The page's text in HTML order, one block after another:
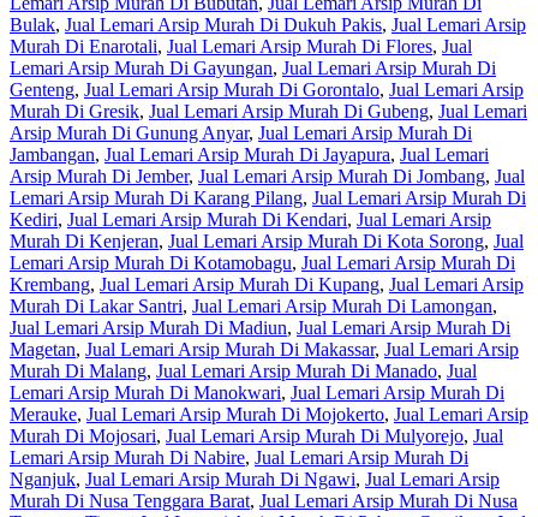
Bulak, Jual Lemari Arsip Murah Di Dukuh Pakis, Jual Lemari Arsip
Murah Di Enarotali, Jual Lemari Arsip Murah Di Flores, Jual
Lemari Arsip Murah Di Gayungan, Jual Lemari Arsip Murah Di
Genteng, Jual Lemari Arsip Murah Di Gorontalo, Jual Lemari Arsip
Murah Di Gresik, Jual Lemari Arsip Murah Di Gubeng, Jual Lemari
Arsip Murah Di Gunung Anyar, Jual Lemari Arsip Murah Di
Jambangan, Jual Lemari Arsip Murah Di Jayapura, Jual Lemari
Arsip Murah Di Jember, Jual Lemari Arsip Murah Di Jombang, Jual
Lemari Arsip Murah Di Karang Pilang, Jual Lemari Arsip Murah Di
Kediri, Jual Lemari Arsip Murah Di Kendari, Jual Lemari Arsip
Murah Di Kenjeran, Jual Lemari Arsip Murah Di Kota Sorong, Jual
Lemari Arsip Murah Di Kotamobagu, Jual Lemari Arsip Murah Di
Krembang, Jual Lemari Arsip Murah Di Kupang, Jual Lemari Arsip
Murah Di Lakar Santri, Jual Lemari Arsip Murah Di Lamongan,
Jual Lemari Arsip Murah Di Madiun, Jual Lemari Arsip Murah Di
Magetan, Jual Lemari Arsip Murah Di Makassar, Jual Lemari Arsip
Murah Di Malang, Jual Lemari Arsip Murah Di Manado, Jual
Lemari Arsip Murah Di Manokwari, Jual Lemari Arsip Murah Di
Merauke, Jual Lemari Arsip Murah Di Mojokerto, Jual Lemari Arsip
Murah Di Mojosari, Jual Lemari Arsip Murah Di Mulyorejo, Jual
Lemari Arsip Murah Di Nabire, Jual Lemari Arsip Murah Di
Nganjuk, Jual Lemari Arsip Murah Di Ngawi, Jual Lemari Arsip
Murah Di Nusa Tenggara Barat, Jual Lemari Arsip Murah Di Nusa